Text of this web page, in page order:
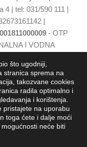
4 | tel: 031/590 111 |
|
- OTP
I VODNA
RH
što ugodniji,
stranica sprema na
takozvane cookies
radila optimalno i
i korištenja.
pristajete na uporabu
toga ćete i dalje moći
neće biti